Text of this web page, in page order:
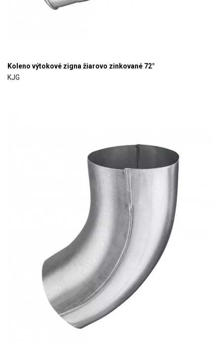
Koleno výtokové zigna žiarovo zinkované 72°
KJG